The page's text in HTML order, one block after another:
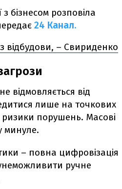
бізнесом розповіла
24 Канал.
відбудови, – Свириденко
відмовляється від
лише на точкових
ризики порушень. Масові
минуле.
– повна цифровізація
ручне